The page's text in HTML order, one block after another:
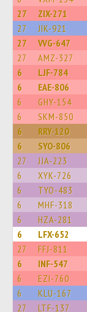
27 ZIX-271
27 JIK-921
27 VVG-647
27 AMZ-327
6 LJF-784
6 EAE-806
6 GHY-154
6 SKM-850
6 RRY-120
6 SYO-806
27 JJA-223
6 XYK-726
6 TYO-483
6 MHF-318
6 HZA-281
6 LFX-652
27 FFJ-811
6 INF-547
6 EZI-760
6 KLU-167
27 LTF-137